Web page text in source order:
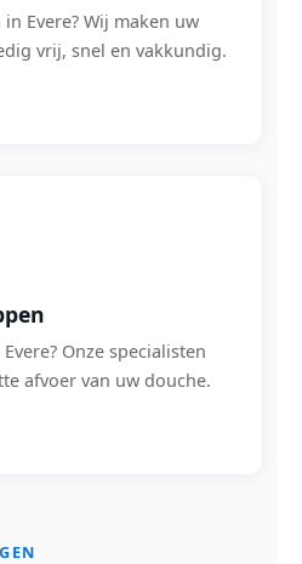
Evere? Wij maken uw
vrij, snel en vakkundig.
Onze specialisten
afvoer van uw douche.